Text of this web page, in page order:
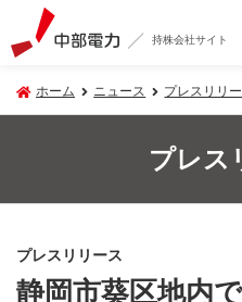
持株会社サイト
ホーム ニュース プレスリリ
プレス
プレスリリース
静岡市葵区地内